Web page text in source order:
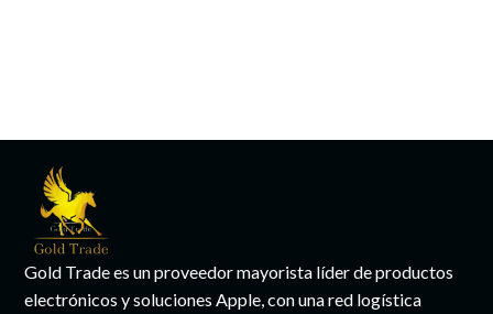
Gold Trade es un proveedor mayorista líder de productos
electrónicos y soluciones Apple, con una red logística